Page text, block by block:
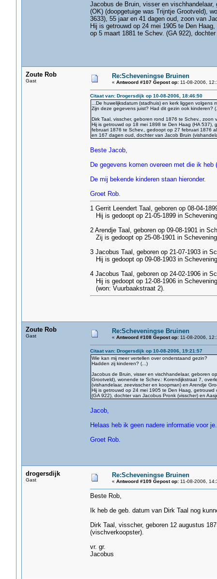
Jacobus de Bruin, visser en
(OK) (doopgetuige was Trijntje Grootveld),
3633), 55 jaar en 41 dagen oud, zoon van
Hij is getrouwd op 24 mei 1905 te Den
op 5 maart 1881 te Schev. (GA 922),
Zoute Rob
Gast
Re:Scheveningse Bruinen
« Antwoord #107 Gepost op:11-08-2006,
Citaat van: Drogersdijk op 10-08-2006, 18:46:50
...De huwelijksdatum (stadhuis) en kerk liggen volgens
Zijn deze gegevens juist? Had dit gezin ook kinderen?
Dirk Taal, visscher, geboren rond 1876 te Schev.,
Hij is getrouwd op 18 mei 1898 te Den Haag (HA 537),
februari 1876 te Schev., gedoopt op 27 februari 1876
en 167 dagen oud, dochter van Jacob Bruin
Beste Jacob,
De gegevens komen overeen met die ik
De mij bekende kinderen staan hieronder.
Groet Rob.
1 Gerrit Leendert Taal, geboren op 08-04-
Hij is gedoopt op 21-05-1899 in
2 Arendje Taal, geboren op 09-08-1901 in
Zij is gedoopt op 25-08-1901 in
3 Jacobus Taal, geboren op 21-07-1903 in
Hij is gedoopt op 09-08-1903 in
4 Jacobus Taal, geboren op 24-02-1906 in
Hij is gedoopt op 12-08-1906 in
(won: Vuurbaakstraat 2).
Zoute Rob
Gast
Re:Scheveningse Bruinen
« Antwoord #108 Gepost op:11-08-2006,
Citaat van: Drogersdijk op 10-08-2006, 19:21:57
Wie kan mij meer vertellen over onderstaand gezin?
Hadden zij kinderen? (...)
Jacobus de Bruin, visser en vischhandelaar, geboren
Grootveld), wonende te Schev.: Korendijkstraat 7,
(vishandelaar, zeevisscher en koopman) en Arendje
Hij is getrouwd op 24 mei 1905 te Den Haag,
(GA 922), dochter van Jacobus Pronk (visscher) en
Jacob,
Helaas heb ik geen nadere informatie voor je.
Groet Rob.
drogersdijk
Gast
Re:Scheveningse Bruinen
« Antwoord #109 Gepost op:11-08-2006,
Beste Rob,
Ik heb de geb. datum van Dirk Taal nog
Dirk Taal, visscher, geboren 12 augustus
(vischverkoopster).
vr. gr.
Jacobus